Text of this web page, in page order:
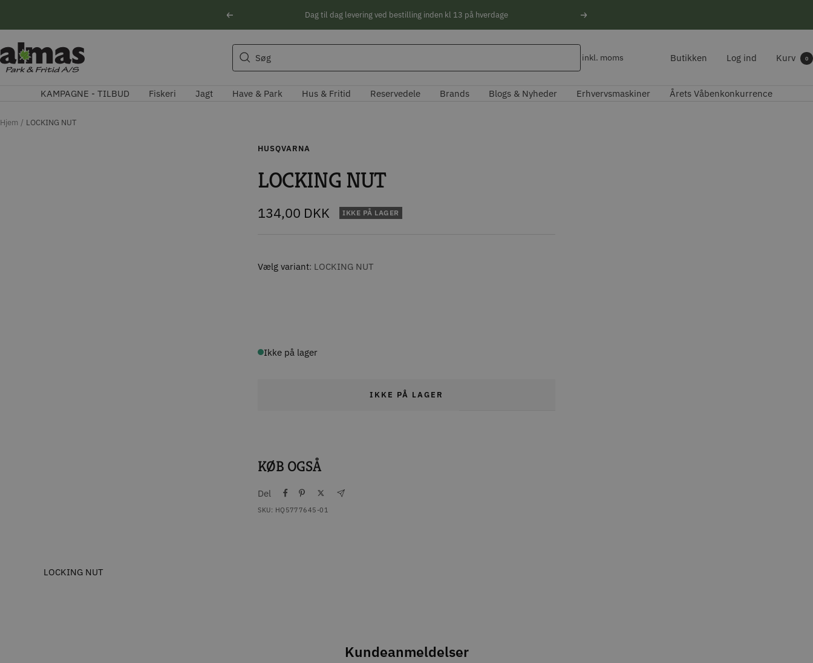
Forrige Dag til dag levering ved bestilling inden kl 13 på hverdage Næste
Søg
Almas
Park
inkl. moms Butikken Log ind Kurv 0
KAMPAGNE - TILBUD Fiskeri Jagt Have & Park Hus & Fritid Reservedele Brands Blogs & Nyheder Erhvervsmaskiner Årets Våbenkonkurrence
Hjem LOCKING NUT
HUSQVARNA
LOCKING NUT
Tilbudspris
134,00 DKK IKKE PÅ LAGER
Vælg variant LOCKING NUT
Ikke på lager
IKKE PÅ LAGER
KØB OGSÅ
Del
SKU: HQ5777645-01
LOCKING NUT
Kundeanmeldelser
Søgeforslag
Husqvarna motorsav
Kikkert
Natoptik